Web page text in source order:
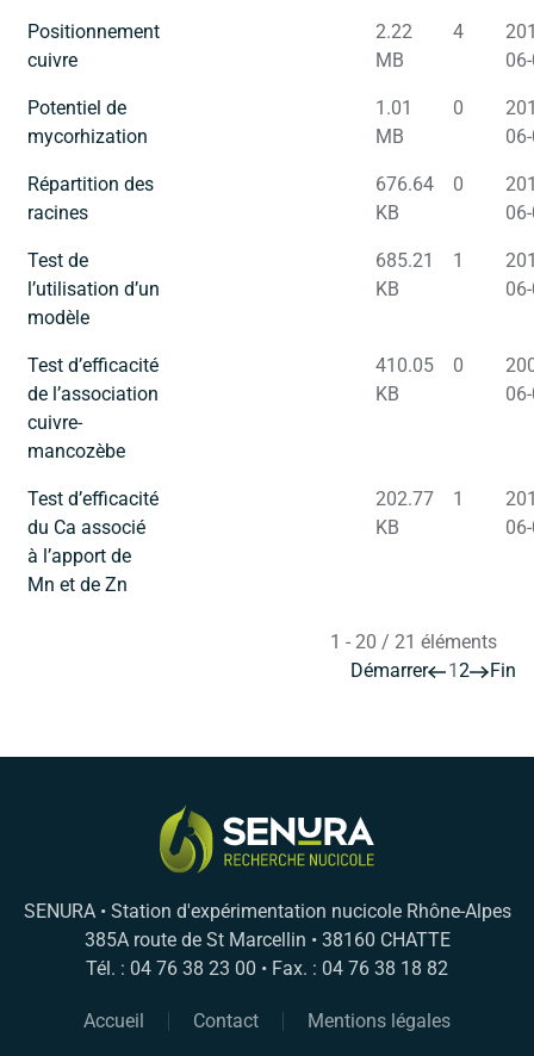
Positionnement
cuivre
2.22
MB
4
Potentiel de
mycorhization
1.01
MB
0
Répartition des
racines
676.64
KB
0
Test de
l’utilisation d’un
modèle
685.21
KB
1
Test d’efficacité
de l’association
cuivre-
mancozèbe
410.05
KB
0
Test d’efficacité
du Ca associé
à l’apport de
Mn et de Zn
202.77
KB
1
1 - 20 / 21 éléments
Démarrer
12 Fin
SENURA • Station d'expérimentation nucicole Rhône-Alpes
385A route de St Marcellin • 38160 CHATTE
Tél. : 04 76 38 23 00 • Fax. : 04 76 38 18 82
Accueil Contact Mentions légales